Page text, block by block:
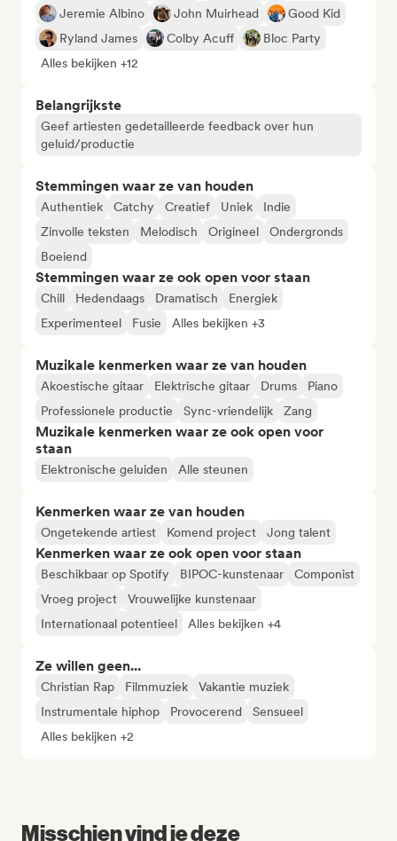
Jeremie Albino
John Muirhead
Good Kid
Ryland James
Colby Acuff
Bloc Party
Alles bekijken +12
Belangrijkste
Geef artiesten gedetailleerde feedback over hun
geluid/productie
Stemmingen waar ze van houden
Authentiek Catchy Creatief Uniek
Indie
Zinvolle teksten
Melodisch Origineel
Ondergronds
Boeiend
Stemmingen waar ze ook open voor staan
Chill Hedendaags Dramatisch
Energiek
Experimenteel
Fusie Alles bekijken +3
Muzikale kenmerken waar ze van houden
Akoestische gitaar Elektrische gitaar Drums
Piano
Professionele productie
Sync-vriendelijk Zang
Muzikale kenmerken waar ze ook open voor
staan
Elektronische geluiden Alle steunen
Kenmerken waar ze van houden
Ongetekende artiest Komend project Jong talent
Kenmerken waar ze ook open voor staan
Beschikbaar op Spotify BIPOC-kunstenaar
Componist
Vroeg project
Vrouwelijke kunstenaar
Internationaal potentieel
Alles bekijken +4
Ze willen geen...
Christian Rap Filmmuziek
Vakantie muziek
Instrumentale hiphop
Provocerend
Sensueel
Alles bekijken +2
Misschien vind je deze